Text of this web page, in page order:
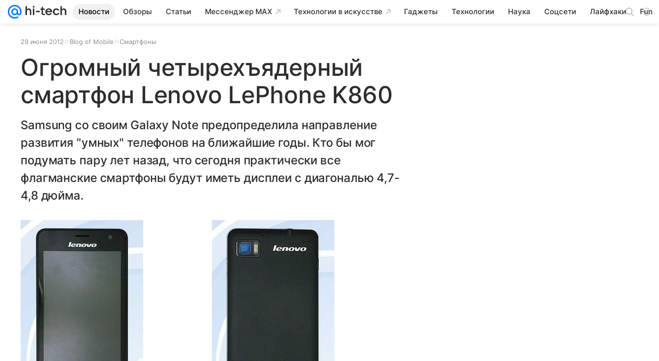
Новости Обзоры Статьи Мессенджер MAX Технологии в искусстве Гаджеты Технологии Наука Соцсети Лайфхаки Fun
29 июня 2012 Blog of Mobile Смартфоны
Огромный четырехъядерный
смартфон Lenovo LePhone K860
Samsung со своим Galaxy Note предопределила направление
развития "умных" телефонов на ближайшие годы. Кто бы мог
подумать пару лет назад, что сегодня практически все
флагманские смартфоны будут иметь дисплеи с диагональю 4,7-
4,8 дюйма.